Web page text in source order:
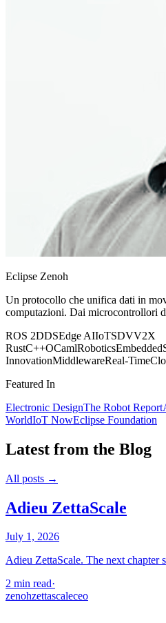
Eclipse Zenoh
Un protocollo che unifica dati in
computazioni. Dai microcontrollori
ROS 2DDSEdge AIIoTSDVV2X
RustC++OCamlRoboticsEmbedded
InnovationMiddlewareReal-Time
Featured In
Electronic DesignThe Robot Report
WorldIoT NowEclipse Foundation
Latest from the Blog
All posts →
Adieu ZettaScale
July 1, 2026
Adieu ZettaScale. The next chapter
2 min read·
zenohzettascaleceo